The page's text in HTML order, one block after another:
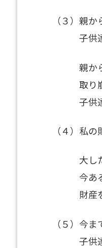
（３）親
子供達
親から
取り崩
子供達
（４）私
大した
今ある
財産を
（５）今
子供達